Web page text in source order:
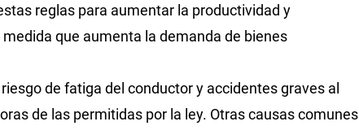
reglas para aumentar la productividad y
que aumenta la demanda de bienes
de fatiga del conductor y accidentes graves al
de las permitidas por la ley. Otras causas comunes